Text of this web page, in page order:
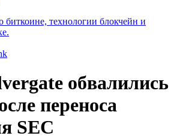
биткоине, технологии блокчейн и
обвалились
переноса
SEC